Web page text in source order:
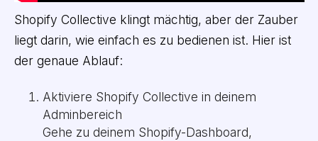
Shopify Collective klingt mächtig, aber der Zauber
liegt darin, wie einfach es zu bedienen ist. Hier ist
der genaue Ablauf:
Aktiviere Shopify Collective in deinem
Adminbereich
Gehe zu deinem Shopify-Dashboard,